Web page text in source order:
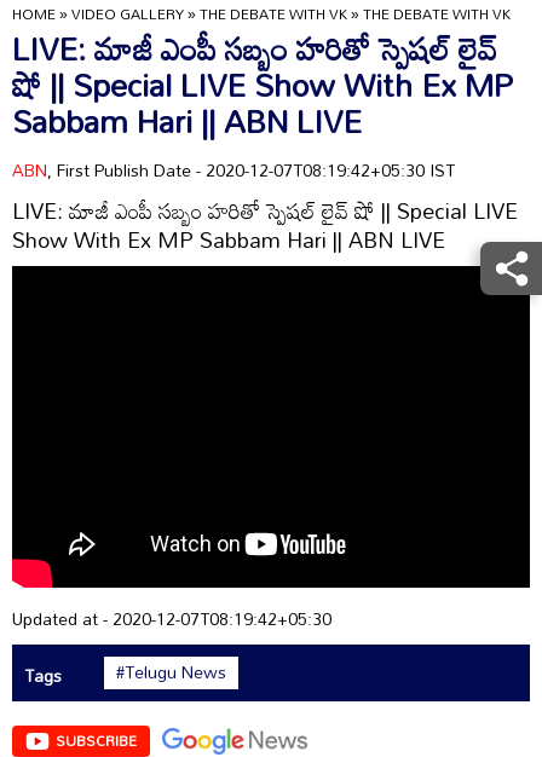
HOME»VIDEO GALLERY»THE DEBATE WITH VK»THE DEBATE WITH VK
LIVE: మాజీ ఎంపీ సబ్బం హరితో స్పెషల్ లైవ్
‌షో || Special LIVE Show With Ex MP
Sabbam Hari || ABN LIVE
ABN, First Publish Date - 2020-12-07T08:19:42+05:30 IST
LIVE: మాజీ ఎంపీ సబ్బం హరితో స్పెషల్ లైవ్ ‌షో || Special LIVE
Show With Ex MP Sabbam Hari || ABN LIVE
Updated at - 2020-12-07T08:19:42+05:30
Tags
#Telugu News
SUBSCRIBE